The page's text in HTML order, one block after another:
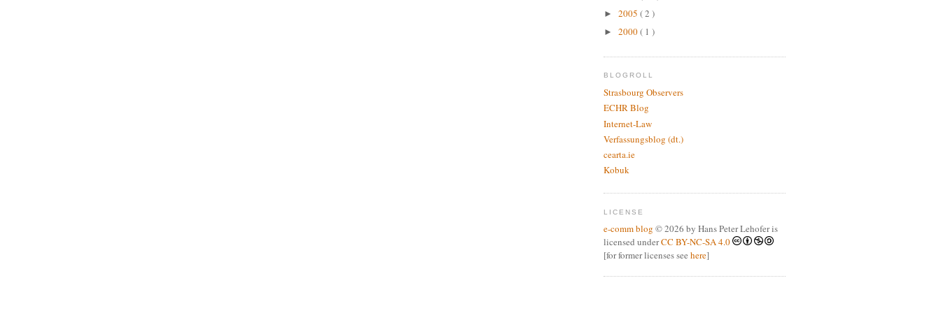
► 2005 ( 2 )
► 2000( 1 )
BLOGROLL
Strasbourg Observers
ECHR Blog
Internet-Law
Verfassungsblog (dt.)
cearta.ie
Kobuk
LICENSE
e-comm blog © 2026 by Hans Peter Lehofer is
licensed underCC BY-NC-SA 4.0
[for former licenses see here]